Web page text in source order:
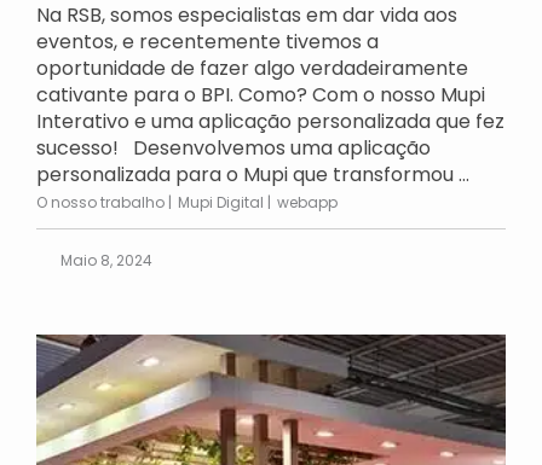
Na RSB, somos especialistas em dar vida aos
eventos, e recentemente tivemos a
oportunidade de fazer algo verdadeiramente
cativante para o BPI. Como? Com o nosso Mupi
Interativo e uma aplicação personalizada que fez
sucesso! Desenvolvemos uma aplicação
personalizada para o Mupi que transformou ...
O nosso trabalho Mupi Digital webapp
Maio 8, 2024